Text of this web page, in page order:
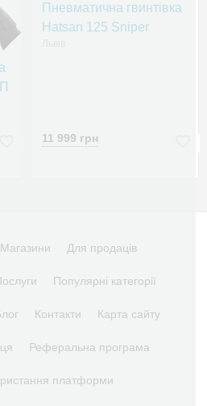
Пневматична гвинтівка
Hatsan 125 Sniper
11 999 грн
Магазини Для продаців
Популярні категорії
Контакти Карта сайту
Реферальна програма
платформи